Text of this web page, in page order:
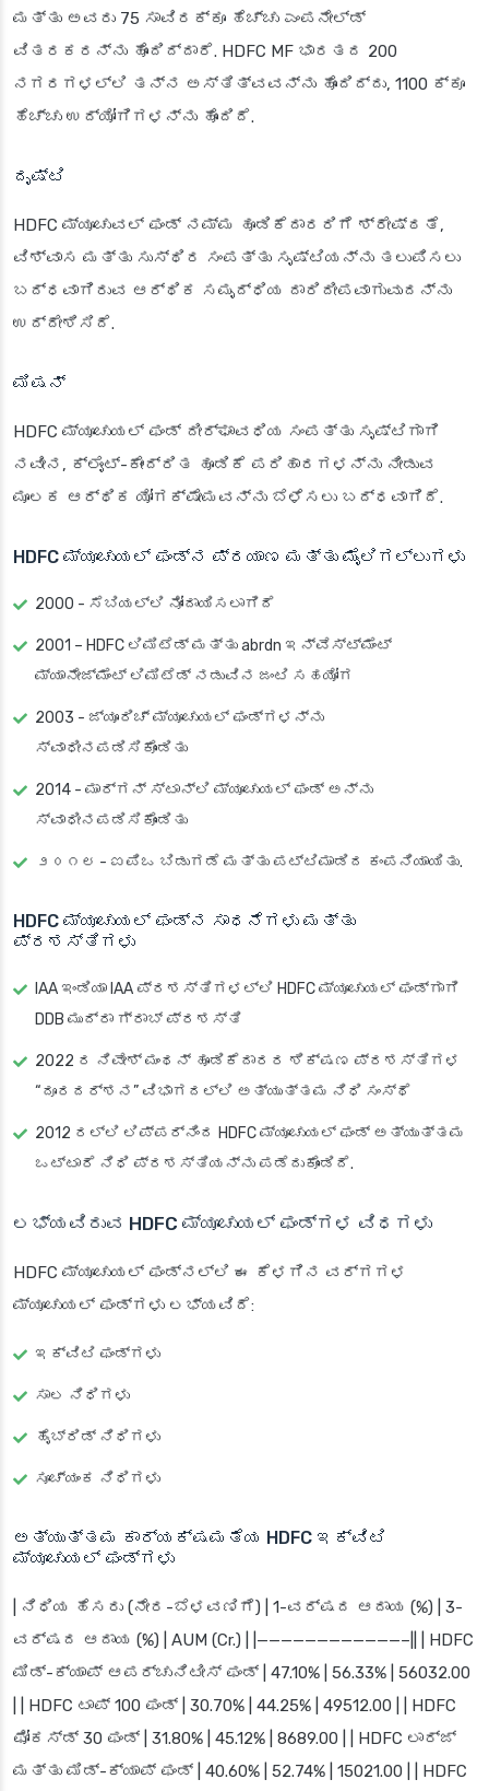
ಮತ್ತು ಅವರು 75 ಸಾವಿರಕ್ಕೂ ಹೆಚ್ಚು ಎಂಪನೇಲ್ಡ್
ವಿತರಕರನ್ನು ಹೊಂದಿದ್ದಾರೆ. HDFC MF ಭಾರತದ 200
ನಗರಗಳಲ್ಲಿ ತನ್ನ ಅಸ್ತಿತ್ವವನ್ನು ಹೊಂದಿದ್ದು, 1100 ಕ್ಕೂ
ಹೆಚ್ಚು ಉದ್ಯೋಗಿಗಳನ್ನು ಹೊಂದಿದೆ.
ದೃಷ್ಟಿ
HDFC ಮ್ಯೂಚುವಲ್ ಫಂಡ್ ನಮ್ಮ ಹೂಡಿಕೆದಾರರಿಗೆ ಶ್ರೇಷ್ಠತೆ,
ವಿಶ್ವಾಸ ಮತ್ತು ಸುಸ್ಥಿರ ಸಂಪತ್ತು ಸೃಷ್ಟಿಯನ್ನು ತಲುಪಿಸಲು
ಬದ್ಧವಾಗಿರುವ ಆರ್ಥಿಕ ಸಮೃದ್ಧಿಯ ದಾರಿದೀಪವಾಗುವುದನ್ನು
ಉದ್ದೇಶಿಸಿದೆ.
ಮಿಷನ್
HDFC ಮ್ಯೂಚುಯಲ್ ಫಂಡ್ ದೀರ್ಘಾವಧಿಯ ಸಂಪತ್ತು ಸೃಷ್ಟಿಗಾಗಿ
ನವೀನ, ಕ್ಲೈಂಟ್-ಕೇಂದ್ರಿತ ಹೂಡಿಕೆ ಪರಿಹಾರಗಳನ್ನು ನೀಡುವ
ಮೂಲಕ ಆರ್ಥಿಕ ಯೋಗಕ್ಷೇಮವನ್ನು ಬೆಳೆಸಲು ಬದ್ಧವಾಗಿದೆ.
HDFC ಮ್ಯೂಚುಯಲ್ ಫಂಡ್‌ನ ಪ್ರಯಾಣ ಮತ್ತು ಮೈಲಿಗಲ್ಲುಗಳು
2000 - ಸೆಬಿಯಲ್ಲಿ ನೋಂದಾಯಿಸಲಾಗಿದೆ
2001 – HDFC ಲಿಮಿಟೆಡ್ ಮತ್ತು abrdn ಇನ್ವೆಸ್ಟ್ಮೆಂಟ್
ಮ್ಯಾನೇಜ್ಮೆಂಟ್ ಲಿಮಿಟೆಡ್ ನಡುವಿನ ಜಂಟಿ ಸಹಯೋಗ
2003 - ಜ್ಯೂರಿಚ್ ಮ್ಯೂಚುಯಲ್ ಫಂಡ್‌ಗಳನ್ನು
ಸ್ವಾಧೀನಪಡಿಸಿಕೊಂಡಿತು
2014 - ಮಾರ್ಗನ್ ಸ್ಟಾನ್ಲಿ ಮ್ಯೂಚುಯಲ್ ಫಂಡ್ ಅನ್ನು
ಸ್ವಾಧೀನಪಡಿಸಿಕೊಂಡಿತು
೨೦೧೮ - ಐಪಿಒ ಬಿಡುಗಡೆ ಮತ್ತು ಪಟ್ಟಿಮಾಡಿದ ಕಂಪನಿಯಾಯಿತು.
HDFC ಮ್ಯೂಚುಯಲ್ ಫಂಡ್‌ನ ಸಾಧನೆಗಳು ಮತ್ತು
ಪ್ರಶಸ್ತಿಗಳು
IAA ಇಂಡಿಯಾ IAA ಪ್ರಶಸ್ತಿಗಳಲ್ಲಿ HDFC ಮ್ಯೂಚುಯಲ್ ಫಂಡ್‌ಗಾಗಿ
DDB ಮುದ್ರಾ ಗ್ರಾಬ್ ಪ್ರಶಸ್ತಿ
2022 ರ ನಿವೇಶ್ ಮಂಥನ್ ಹೂಡಿಕೆದಾರರ ಶಿಕ್ಷಣ ಪ್ರಶಸ್ತಿಗಳ
“ದೂರದರ್ಶನ” ವಿಭಾಗದಲ್ಲಿ ಅತ್ಯುತ್ತಮ ನಿಧಿ ಸಂಸ್ಥೆ
2012 ರಲ್ಲಿ ಲಿಪ್ಪರ್‌ನಿಂದ HDFC ಮ್ಯೂಚುಯಲ್ ಫಂಡ್ ಅತ್ಯುತ್ತಮ
ಒಟ್ಟಾರೆ ನಿಧಿ ಪ್ರಶಸ್ತಿಯನ್ನು ಪಡೆದುಕೊಂಡಿದೆ.
ಲಭ್ಯವಿರುವ HDFC ಮ್ಯೂಚುಯಲ್ ಫಂಡ್‌ಗಳ ವಿಧಗಳು
HDFC ಮ್ಯೂಚುಯಲ್ ಫಂಡ್‌ನಲ್ಲಿ ಈ ಕೆಳಗಿನ ವರ್ಗಗಳ
ಮ್ಯೂಚುಯಲ್ ಫಂಡ್‌ಗಳು ಲಭ್ಯವಿದೆ:
ಇಕ್ವಿಟಿ ಫಂಡ್‌ಗಳು
ಸಾಲ ನಿಧಿಗಳು
ಹೈಬ್ರಿಡ್ ನಿಧಿಗಳು
ಸೂಚ್ಯಂಕ ನಿಧಿಗಳು
ಅತ್ಯುತ್ತಮ ಕಾರ್ಯಕ್ಷಮತೆಯ HDFC ಇಕ್ವಿಟಿ
ಮ್ಯೂಚುಯಲ್ ಫಂಡ್‌ಗಳು
| ನಿಧಿಯ ಹೆಸರು (ನೇರ-ಬೆಳವಣಿಗೆ) | 1-ವರ್ಷದ ಆದಾಯ (%) | 3-
ವರ್ಷದ ಆದಾಯ (%) | AUM (Cr.) | |————————————–|| | HDFC
ಮಿಡ್-ಕ್ಯಾಪ್ ಆಪರ್ಚುನಿಟೀಸ್ ಫಂಡ್ | 47.10% | 56.33% | 56032.00
| | HDFC ಟಾಪ್ 100 ಫಂಡ್ | 30.70% | 44.25% | 49512.00 | | HDFC
ಫೋಕಸ್ಡ್ 30 ಫಂಡ್ | 31.80% | 45.12% | 8689.00 | | HDFC ಲಾರ್ಜ್
ಮತ್ತು ಮಿಡ್-ಕ್ಯಾಪ್ ಫಂಡ್ | 40.60% | 52.74% | 15021.00 | | HDFC